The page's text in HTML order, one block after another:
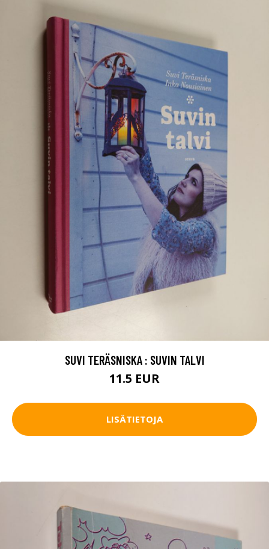
SUVI TERÄSNISKA : SUVIN TALVI
11.5 EUR
LISÄTIETOJA